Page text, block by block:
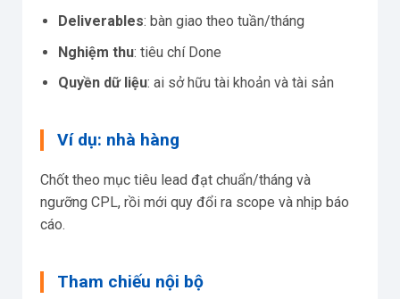
Deliverables: bàn giao theo tuần/tháng
Nghiệm thu: tiêu chí Done
Quyền dữ liệu: ai sở hữu tài khoản và tài sản
Ví dụ: nhà hàng
Chốt theo mục tiêu lead đạt chuẩn/tháng và
ngưỡng CPL, rồi mới quy đổi ra scope và nhịp báo
cáo.
Tham chiếu nội bộ